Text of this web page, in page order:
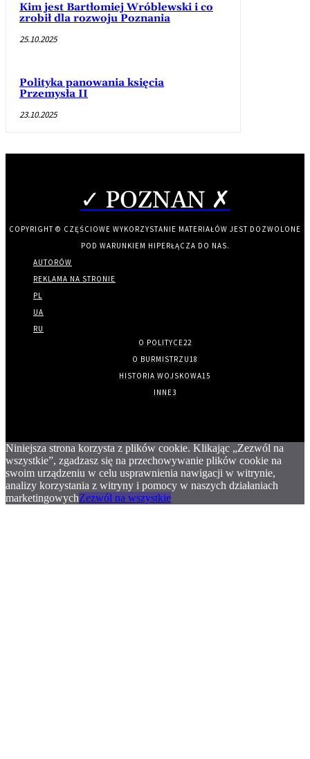
Kim jest Bartłomiej Wróblewski i co
zrobił dla rozwoju Poznania
25.10.2025
Polityka panowania księcia
Przemysła II
23.10.2025
✓ POZNAN ✗
COPYRIGHT © CZĘŚCIOWE WYKORZYSTANIE MATERIAŁÓW JEST DOZWOLONE
POD WARUNKIEM HIPERŁĄCZA DO NAS.
AUTORÓW
REKLAMA NA STRONIE
PL
UA
RU
O POLITYCE22
O BURMISTRZU18
HISTORIA WOJSKOWA15
INNE3
Niniejsza strona korzysta z plików cookie. Klikając „Zezwól na
wszystkie”, zgadzasz się na przechowywanie plików cookie na
swoim urządzeniu w celu usprawnienia nawigacji w witrynie,
analizy korzystania z witryny i pomocy w naszych działaniach
marketingowychZezwól na wszystkie